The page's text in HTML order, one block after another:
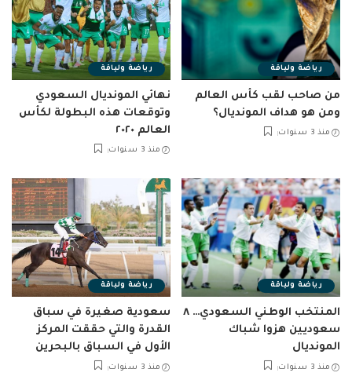
رياضة ولياقة
من صاحب لقب كأس العالم
ومن هو هداف المونديال؟
منذ 3 سنوات
رياضة ولياقة
نهائي المونديال السعودي
وتوقعات هذه البطولة لكأس
العالم ٢٠٢٠
منذ 3 سنوات
رياضة ولياقة
المنتخب الوطني السعودي… ٨
سعوديين هزوا شباك
المونديال
منذ 3 سنوات
رياضة ولياقة
سعودية صغيرة في سباق
القدرة والتي حققت المركز
الأول في السباق بالبحرين
منذ 3 سنوات